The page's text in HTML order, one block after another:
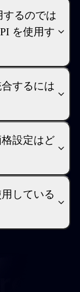
るのでは
を使用す
するには
設定はど
している